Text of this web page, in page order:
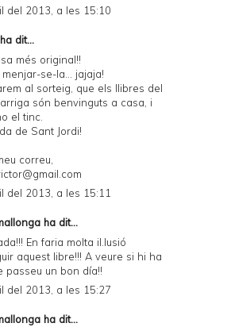
del 2013, a les 15:10
dit...
més original!!
se-la... jajaja!
al sorteig, que els llibres del
són benvinguts a casa, i
el tinc.
de Sant Jordi!
correu,
del 2013, a les 15:11
ha dit...
En faria molta il.lusió
aquest libre!!! A veure si hi ha
passeu un bon día!!
del 2013, a les 15:27
ha dit...